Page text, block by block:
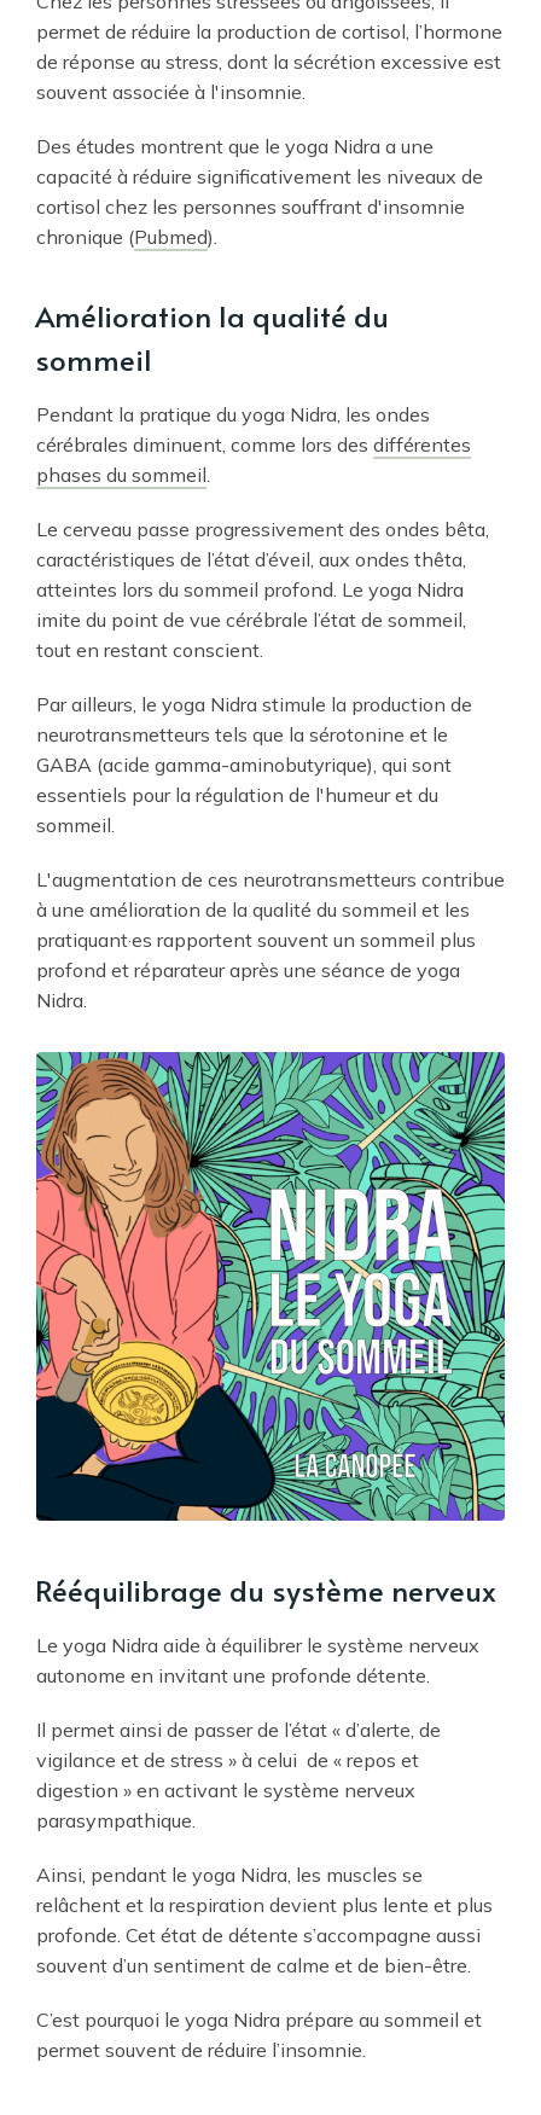
permet de réduire la production de cortisol, l’hormone
de réponse au stress, dont la sécrétion excessive est
souvent associée à l'insomnie.
Des études montrent que le yoga Nidra a une
capacité à réduire significativement les niveaux de
cortisol chez les personnes souffrant d'insomnie
chronique (Pubmed).
Amélioration la qualité du
sommeil
Pendant la pratique du yoga Nidra, les ondes
cérébrales diminuent, comme lors des différentes
phases du sommeil
Le cerveau passe progressivement des ondes bêta,
caractéristiques de l’état d’éveil, aux ondes thêta,
atteintes lors du sommeil profond. Le yoga Nidra
imite du point de vue cérébrale l’état de sommeil,
tout en restant conscient.
Par ailleurs, le yoga Nidra stimule la production de
neurotransmetteurs tels que la sérotonine et le
GABA (acide gamma-aminobutyrique), qui sont
essentiels pour la régulation de l'humeur et du
sommeil.
L'augmentation de ces neurotransmetteurs contribue
à une amélioration de la qualité du sommeil et les
pratiquant·es rapportent souvent un sommeil plus
profond et réparateur après une séance de yoga
Nidra.
Rééquilibrage du système nerveux
Le yoga Nidra aide à équilibrer le système nerveux
autonome en invitant une profonde détente.
Il permet ainsi de passer de l’état « d’alerte, de
vigilance et de stress » à celui de « repos et
digestion » en activant le système nerveux
parasympathique.
Ainsi, pendant le yoga Nidra, les muscles se
relâchent et la respiration devient plus lente et plus
profonde. Cet état de détente s’accompagne aussi
souvent d’un sentiment de calme et de bien-être.
C’est pourquoi le yoga Nidra prépare au sommeil et
permet souvent de réduire l’insomnie.